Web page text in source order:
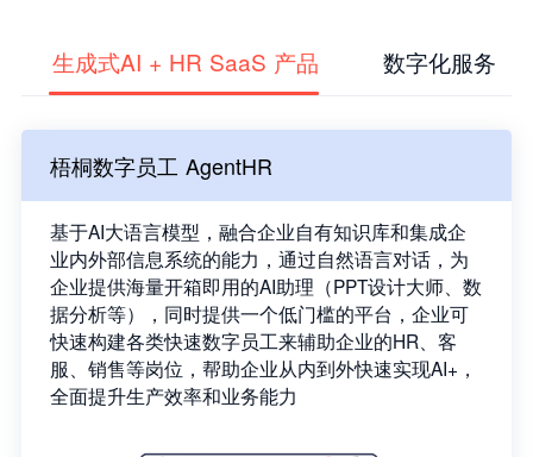
生成式AI + HR SaaS 产品 数字化服务
梧桐数字员工 AgentHR
基于AI大语言模型，融合企业自有知识库和集成企
业内外部信息系统的能力，通过自然语言对话，为
企业提供海量开箱即用的AI助理（PPT设计大师、数
据分析等），同时提供一个低门槛的平台，企业可
快速构建各类快速数字员工来辅助企业的HR、客
服、销售等岗位，帮助企业从内到外快速实现AI+，
全面提升生产效率和业务能力